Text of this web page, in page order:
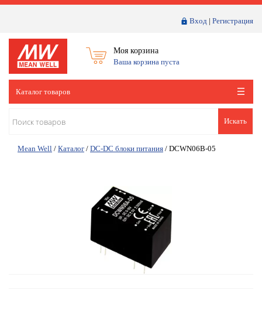
Вход | Регистрация
Моя корзина
Ваша корзина пуста
Каталог товаров
Искать
Mean Well / Каталог / DC-DC блоки питания / DCWN06B-05